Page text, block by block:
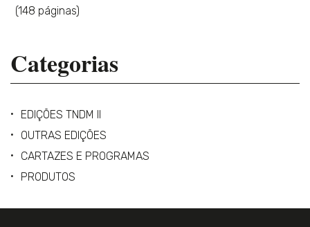
(148 páginas)
Categorias
EDIÇÕES TNDM II
OUTRAS EDIÇÕES
CARTAZES E PROGRAMAS
PRODUTOS